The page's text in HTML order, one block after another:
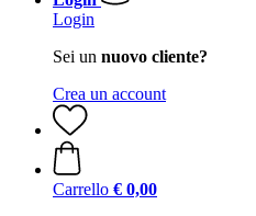
Login
Sei un nuovo cliente?
Crea un account
Carrello € 0,00